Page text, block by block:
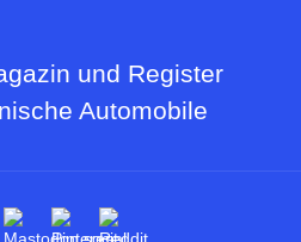
und Register
Automobile